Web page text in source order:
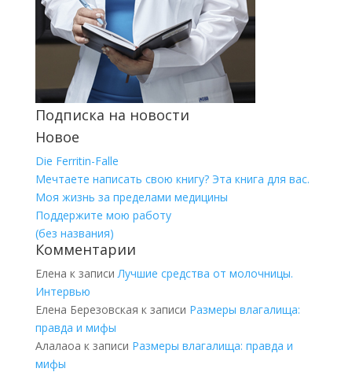
Подписка на новости
Новое
Die Ferritin-Falle
Мечтаете написать свою книгу? Эта книга для вас.
Моя жизнь за пределами медицины
Поддержите мою работу
(без названия)
Комментарии
Елена к записиЛучшие средства от молочницы.
Интервью
Елена Березовская к записи Размеры влагалища:
правда и мифы
Алалаоа к записи Размеры влагалища: правда и
мифы